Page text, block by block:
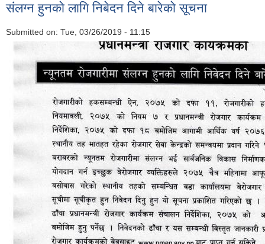
संलग्न हुनको लागि निबेदन दिने बारेको सूचना
Submitted on: Tue, 03/26/2019 - 11:15